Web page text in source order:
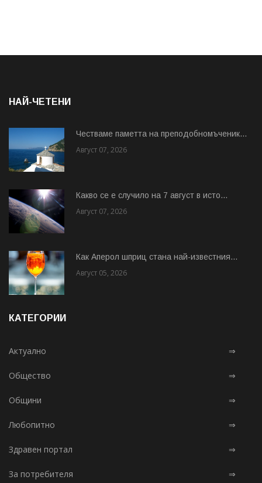
НАЙ-ЧЕТЕНИ
Честваме паметта на преподобномъченик...
Август 07, 2026
Какво се е случило на 7 август в исто...
Август 07, 2026
Как Аперол шприц стана най-известния...
Август 05, 2026
КАТЕГОРИИ
Актуално ⇒
Общество ⇒
Общини ⇒
Любопитно ⇒
Здравен портал ⇒
За потребителя ⇒